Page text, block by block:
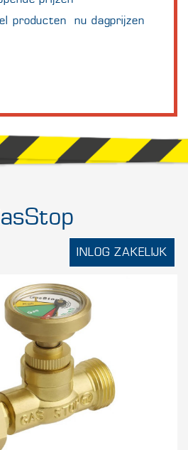
producten nu dagprijzen
INLOG ZAKELIJK